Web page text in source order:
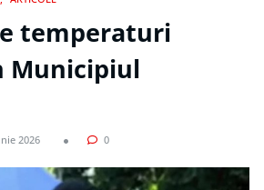
temperaturi
Municipiul
2026 0